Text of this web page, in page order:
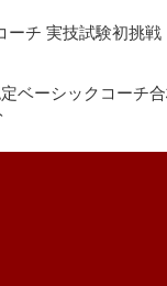
チ 実技試験初挑戦
ベーシックコーチ